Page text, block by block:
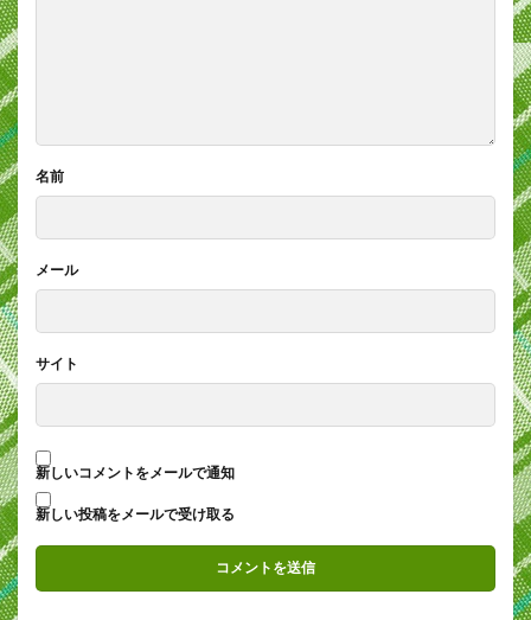
名前
メール
サイト
新しいコメントをメールで通知
新しい投稿をメールで受け取る